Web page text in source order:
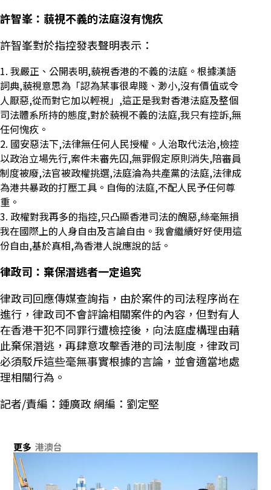
許智峯：藐視不義的法庭沒有愧疚
許智峯對於指控發表聲明表示：
我嚴正、公開表明,藐視香港的不義的法庭。根據漢語
詞典,藐視意思為「認為某事很卑賤、渺小,沒有價值或令
人厭惡,從而對它加以輕視」,這正是我對香港法庭及整個
司法體系所持的態度,對於藐視不義的法庭,我只有控訴,無
任何愧疚。
國安惡法下,法律無任何人民授權。人治取代法治,檢控
以政治立場先行,案件未審先囚,無罪假定原則消失,陪審員
制度被廢,法官被政權挑選,法庭淪為共產黨的法庭,法律成
為港共暴政的打壓工具。自侮的法庭,不配人民予任何尊
重。
政權對我再多的指控,只凸顯香港司法的醜惡,絲毫無損
我在國際上的人身自由及言論自由。我會繼續好好使用這
份自由,基於真相,為香港人說應說的話。
律政司：棄保潛逃者一定追究
律政司回應傳媒查詢指，由於案件的司法程序尚在
進行，律政司不會評論相關案件的內容，但對有人
在香港干犯不同罪行遭檢控後，向法庭虛構理由藉
此棄保潛逃，再肆意攻擊香港的司法制度，律政司
必須駁斥這些毫無事實根據的言論，並會適當地處
理相關行為。
記者/責編：鍾廣政 網編：劉定堅
更多 港澳台